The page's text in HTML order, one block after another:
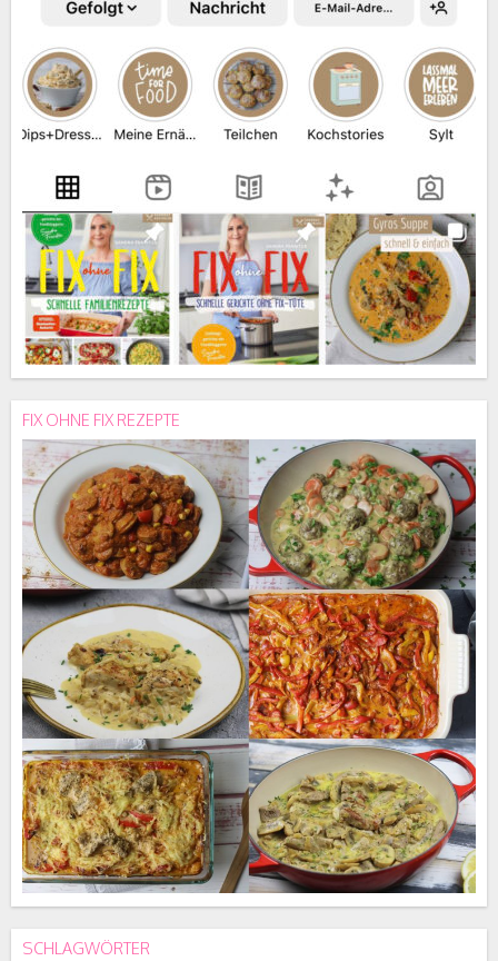
FIX OHNE FIX REZEPTE
SCHLAGWÖRTER